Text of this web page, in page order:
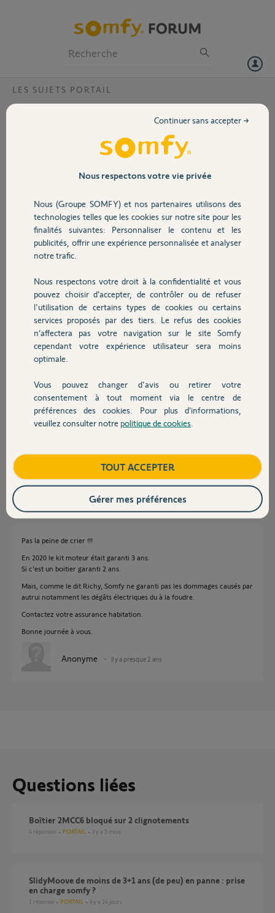
Volet
Sécurité
Domotique
Chauffage
Autres produits
Devis avec un pro
Contact
LES SUJETS PORTAIL
bonjour, je voudrai savoir combien d année
est garantie un moteur de portail ELEC
FREEVIA 2MCC6? Merci
EST TOUJOUR GARANTIE? Je l ai acheter en 2020 commande n°
20 juillet et depuis il ne fonctionne plus.
Merci de votre réponse
cordialement
Merci,
il y a presque 2 ans
Participer au fil de discussion
Réponses
Bonjour,
La garantie est généralement de 2 ans.
Mais concernant l'orage, ce n'est pas pris en garantie car ce n'est pas un
Il faut voir avec votre assurance habitation.
Richy C. il y a presque 2 ans
Pas la peine de crier !!!
En 2020 le kit moteur était garanti 3 ans.
Si c'est un boitier garanti 2 ans.
Mais, comme le dit Richy, Somfy ne garanti pas les dommages causés par
autrui notamment les dégâts électriques du à la foudre.
Contactez votre assurance habitation.
Bonne journée à vous.
Anonyme il y a presque 2 ans
Questions liées
Boîtier 2MCC6 bloqué sur 2 clignotements
4 réponses PORTAIL il y a 5 mois
SlidyMoove de moins de 3+1 ans (de peu) en panne : prise
en charge somfy ?
1 réponse PORTAIL il y a 24 jours
Nous respectons votre vie privée
Nous (Groupe SOMFY) et nos partenaires utilisons des
technologies telles que les cookies sur notre site pour les
finalités suivantes: Personnaliser le contenu et les
publicités, offrir une expérience personnalisée et analyser
notre trafic.
Nous respectons votre droit à la confidentialité et vous
pouvez choisir d’accepter, de contrôler ou de refuser
l'utilisation de certains types de cookies ou certains
services proposés par des tiers. Le refus des cookies
n’affectera pas votre navigation sur le site Somfy
cependant votre expérience utilisateur sera moins
optimale.
Vous pouvez changer d'avis ou retirer votre
consentement à tout moment via le centre de
préférences des cookies. Pour plus d’informations,
veuillez consulter notre politique de cookies
Continuer sans accepter →
TOUT ACCEPTER
Gérer mes préférences